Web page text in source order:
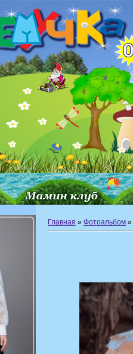
Главная » Фотоальбом »